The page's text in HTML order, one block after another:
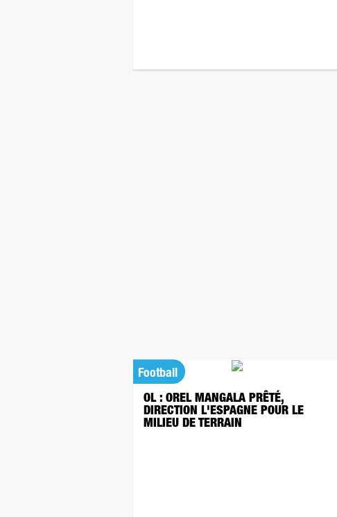
Football
OL : OREL MANGALA PRÊTÉ,
DIRECTION L'ESPAGNE POUR LE
MILIEU DE TERRAIN